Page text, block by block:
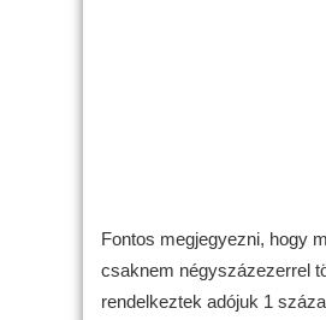
Fontos megjegyezni, hogy
csaknem négyszázezerrel
rendelkeztek adójuk 1